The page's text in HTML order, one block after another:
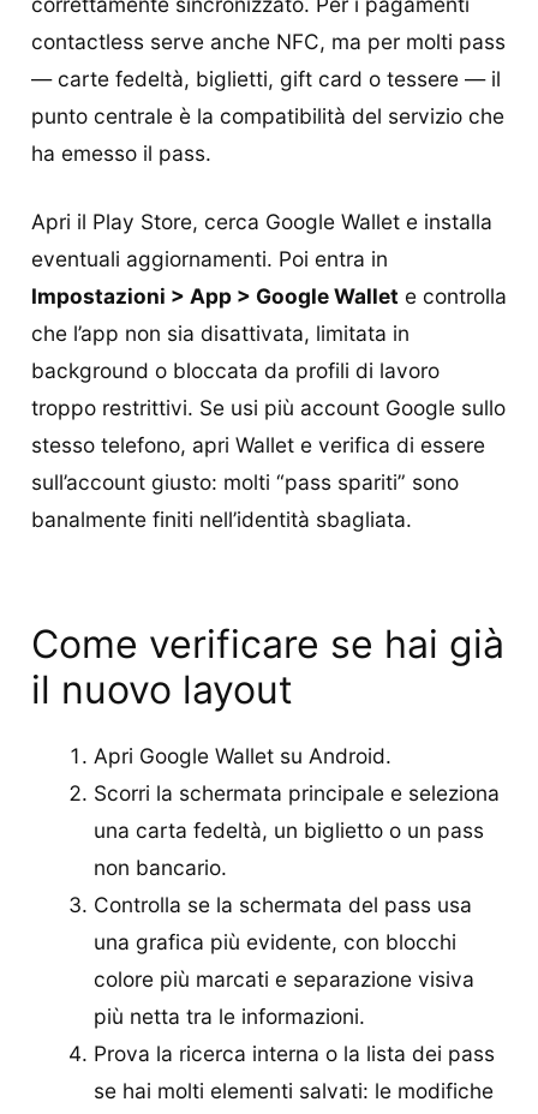
contactless serve anche NFC, ma per molti pass
— carte fedeltà, biglietti, gift card o tessere — il
punto centrale è la compatibilità del servizio che
ha emesso il pass.
Apri il Play Store, cerca Google Wallet e installa
eventuali aggiornamenti. Poi entra in
Impostazioni > App > Google Wallet e controlla
che l’app non sia disattivata, limitata in
background o bloccata da profili di lavoro
troppo restrittivi. Se usi più account Google sullo
stesso telefono, apri Wallet e verifica di essere
sull’account giusto: molti “pass spariti” sono
banalmente finiti nell’identità sbagliata.
Come verificare se hai già
il nuovo layout
Apri Google Wallet su Android.
Scorri la schermata principale e seleziona
una carta fedeltà, un biglietto o un pass
non bancario.
Controlla se la schermata del pass usa
una grafica più evidente, con blocchi
colore più marcati e separazione visiva
più netta tra le informazioni.
Prova la ricerca interna o la lista dei pass
se hai molti elementi salvati: le modifiche